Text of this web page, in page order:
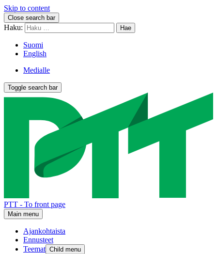
Skip to content
Close search bar
Haku:
Suomi
English
Medialle
Toggle search bar
PTT - To front page
Main menu
Ajankohtaista
Ennusteet
Teemat Child menu